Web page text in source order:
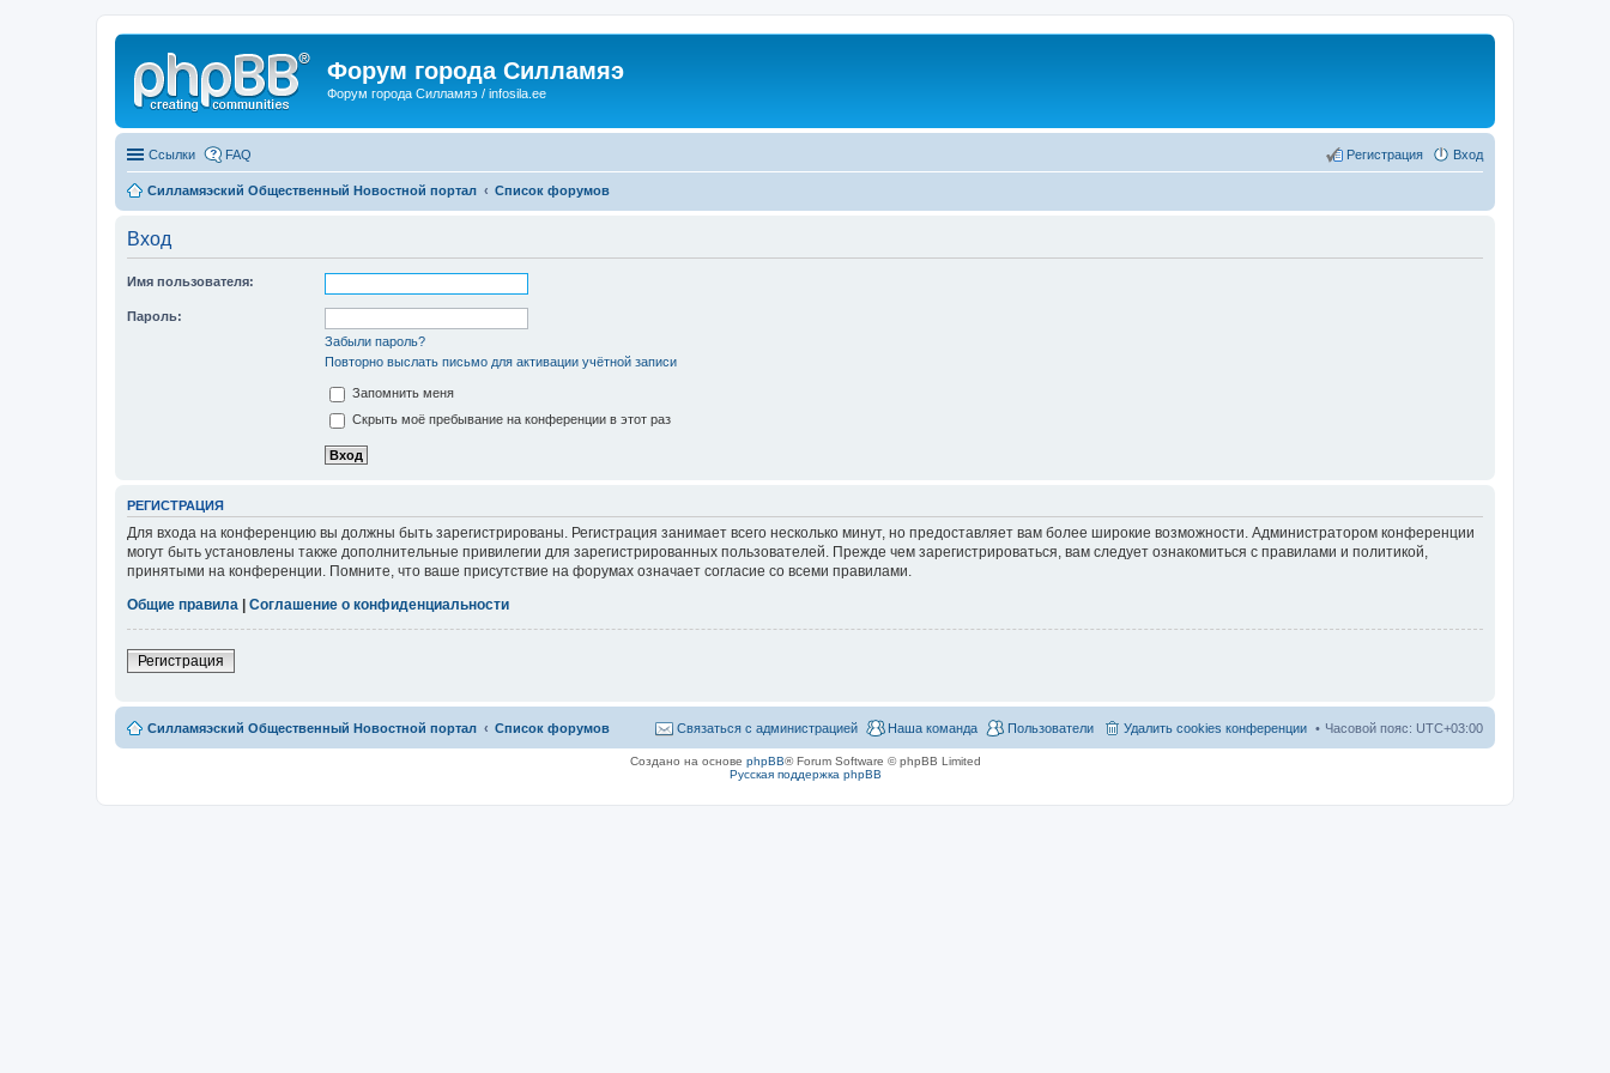
Форум города Силламяэ
Форум города Силламяэ / infosila.ee
Ссылки FAQ Вход
Регистрация
Силламяэский Общественный Новостной портал Список форумов
Вход
Имя пользователя:
Пароль:
Забыли пароль?
Повторно выслать письмо для активации учётной записи
Запомнить меня
Скрыть моё пребывание на конференции в этот раз
РЕГИСТРАЦИЯ
Для входа на конференцию вы должны быть зарегистрированы. Регистрация занимает всего несколько минут, но предоставляет вам более широкие возможности. Администратором конференции
могут быть установлены также дополнительные привилегии для зарегистрированных пользователей. Прежде чем зарегистрироваться, вам следует ознакомиться с правилами и политикой,
принятыми на конференции. Помните, что ваше присутствие на форумах означает согласие со всеми правилами.
Общие правила
Соглашение о конфиденциальности
Регистрация
Силламяэский Общественный Новостной портал Список форумов Часовой пояс: UTC+03:00
Удалить cookies конференции
Пользователи
Наша команда
Связаться с администрацией
Создано на основе phpBB® Forum Software © phpBB Limited
Русская поддержка phpBB